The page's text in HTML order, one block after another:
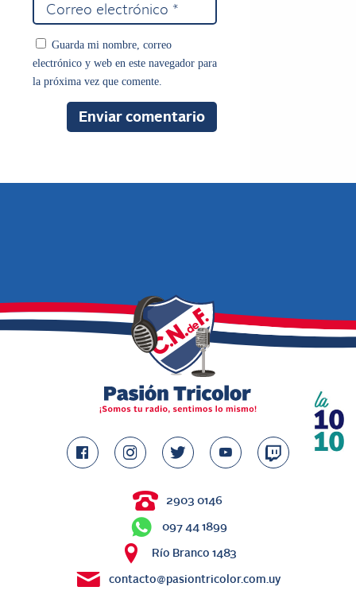
Guarda mi nombre, correo
electrónico y web en este navegador para
la próxima vez que comente.
2903 0146
097 44 1899
Río Branco 1483
contacto@pasiontricolor.com.uy